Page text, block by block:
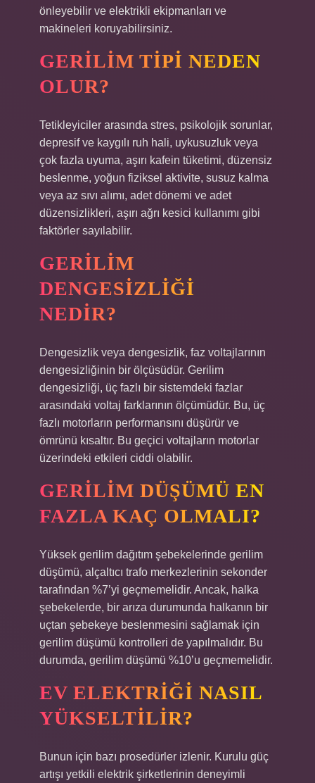
önleyebilir ve elektrikli ekipmanları ve
makineleri koruyabilirsiniz.
GERILIM TIPI NEDEN
OLUR?
Tetikleyiciler arasında stres, psikolojik sorunlar,
depresif ve kaygılı ruh hali, uykusuzluk veya
çok fazla uyuma, aşırı kafein tüketimi, düzensiz
beslenme, yoğun fiziksel aktivite, susuz kalma
veya az sıvı alımı, adet dönemi ve adet
düzensizlikleri, aşırı ağrı kesici kullanımı gibi
faktörler sayılabilir.
GERILIM
DENGESIZLIĞI
NEDIR?
Dengesizlik veya dengesizlik, faz voltajlarının
dengesizliğinin bir ölçüsüdür. Gerilim
dengesizliği, üç fazlı bir sistemdeki fazlar
arasındaki voltaj farklarının ölçümüdür. Bu, üç
fazlı motorların performansını düşürür ve
ömrünü kısaltır. Bu geçici voltajların motorlar
üzerindeki etkileri ciddi olabilir.
GERILIM DÜŞÜMÜ EN
FAZLA KAÇ OLMALI?
Yüksek gerilim dağıtım şebekelerinde gerilim
düşümü, alçaltıcı trafo merkezlerinin sekonder
tarafından %7’yi geçmemelidir. Ancak, halka
şebekelerde, bir arıza durumunda halkanın bir
uçtan şebekeye beslenmesini sağlamak için
gerilim düşümü kontrolleri de yapılmalıdır. Bu
durumda, gerilim düşümü %10’u geçmemelidir.
EV ELEKTRIĞI NASIL
YÜKSELTILIR?
Bunun için bazı prosedürler izlenir. Kurulu güç
artışı yetkili elektrik şirketlerinin deneyimli